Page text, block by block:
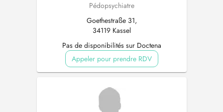
Pédopsychiatre
Goethestraße 31,
34119 Kassel
Pas de disponibilités sur Doctena
Appeler pour prendre RDV